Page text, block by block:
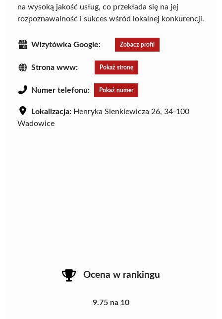
na wysoką jakość usług, co przekłada się na jej
rozpoznawalność i sukces wśród lokalnej konkurencji.
Wizytówka Google: Zobacz profil
Strona www: Pokaż stronę
Numer telefonu: Pokaż numer
Lokalizacja: Henryka Sienkiewicza 26, 34-100
Wadowice
Ocena w rankingu
9.75 na 10